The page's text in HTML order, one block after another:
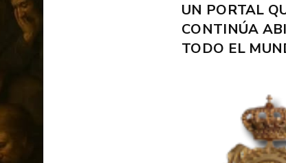
UN PORTAL
CONTINÚA
TODO EL